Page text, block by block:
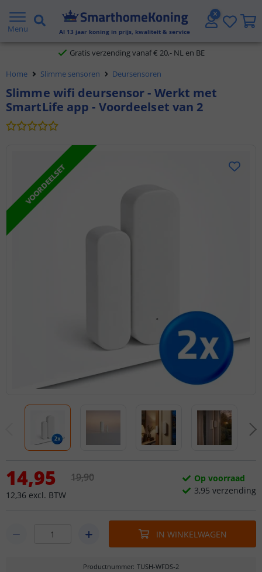
Menu Al 13 jaar koning in prijs, kwaliteit & service
2 jaar garantie
Gratis verzending vanaf € 20,- NL en BE
Klantbeoordeling 9.1
Voor 23:45 uur besteld, morgen in huis
Home Slimme sensoren Deursensoren
Slimme wifi deursensor - Werkt met
SmartLife app - Voordeelset van 2
VOORDEELSET
14,95
12,36 excl. BTW
19,90
Op voorraad
3,95 verzending
IN WINKELWAGEN
Productnummer: TUSH-WFDS-2